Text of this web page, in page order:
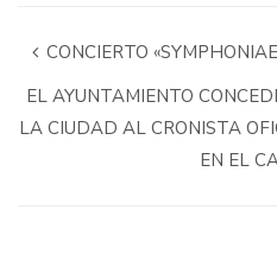
CONCIERTO
EL AYUNTAMIENTO
LA CIUDAD AL CRONISTA
EN EL